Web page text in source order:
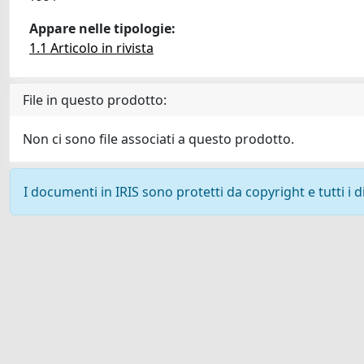
Appare nelle tipologie:
1.1 Articolo in rivista
File in questo prodotto:
Non ci sono file associati a questo prodotto.
I documenti in IRIS sono protetti da copyright e tutti i